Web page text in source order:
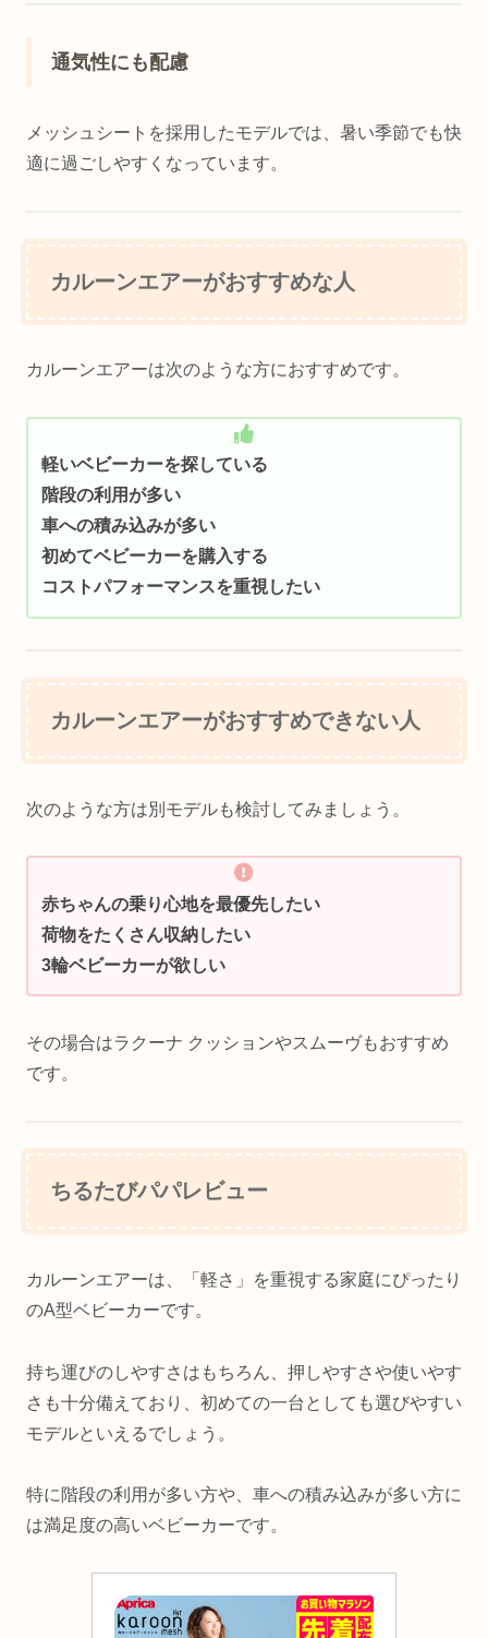
通気性にも配慮
メッシュシートを採用したモデルでは、暑い季節でも快
適に過ごしやすくなっています。
カルーンエアーがおすすめな人
カルーンエアーは次のような方におすすめです。
軽いベビーカーを探している
階段の利用が多い
車への積み込みが多い
初めてベビーカーを購入する
コストパフォーマンスを重視したい
カルーンエアーがおすすめできない人
次のような方は別モデルも検討してみましょう。
赤ちゃんの乗り心地を最優先したい
荷物をたくさん収納したい
3輪ベビーカーが欲しい
その場合はラクーナ クッションやスムーヴもおすすめ
です。
ちるたびパパレビュー
カルーンエアーは、「軽さ」を重視する家庭にぴったり
のA型ベビーカーです。
持ち運びのしやすさはもちろん、押しやすさや使いやす
さも十分備えており、初めての一台としても選びやすい
モデルといえるでしょう。
特に階段の利用が多い方や、車への積み込みが多い方に
は満足度の高いベビーカーです。